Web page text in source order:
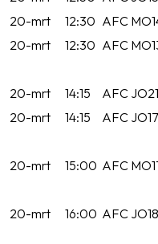
20-mrt
12:30 AFC
20-mrt
12:30 AFC
20-mrt 14:15 AFC
20-mrt
14:15 AFC
20-mrt 15:00 AFC
20-mrt 16:00 AFC